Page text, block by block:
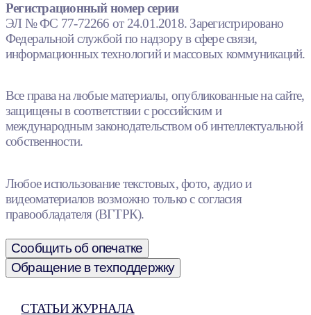
Регистрационный номер серии
ЭЛ № ФС 77-72266 от 24.01.2018. Зарегистрировано
Федеральной службой по надзору в сфере связи,
информационных технологий и массовых коммуникаций.
Все права на любые материалы, опубликованные на сайте,
защищены в соответствии с российским и
международным законодательством об интеллектуальной
собственности.
Любое использование текстовых, фото, аудио и
видеоматериалов возможно только с согласия
правообладателя (ВГТРК).
Сообщить об опечатке
Обращение в техподдержку
СТАТЬИ ЖУРНАЛА